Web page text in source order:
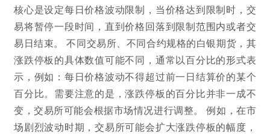
核心是设定每日价格波动限制，当价格达到限制时，交
易将暂停一段时间，直到价格回落到限制范围内或者交
易日结束。 不同交易所、不同合约规格的白银期货，其
涨跌停板的具体数值可能不同，通常以百分比的形式表
示，例如：每日价格波动不得超过前一日结算价的某个
百分比。需要注意的是，涨跌停板的百分比并非一成不
变，交易所可能会根据市场情况进行调整。 例如，在市
场剧烈波动时期，交易所可能会扩大涨跌停板的幅度，